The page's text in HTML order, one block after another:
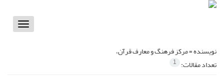
Toggle
نویسنده =مرکز فرهنگ و معارف قرآن،
تعداد مقالات: 1